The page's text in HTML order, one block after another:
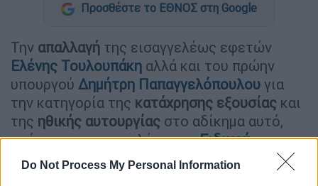
Do Not Process My Personal Information
Προσθέστε το ΕΘΝΟΣ στη Google
Την απαλλαγή της εισαγγελέως εφετών
Ελένης Τουλουπάκη αλλά και του πρώην
υπουργού Δημήτρη Παπαγγελόπουλου για
την κατηγορία της κατάχρησης εξουσίας και
της ηθικής αυτουργίας στο αδίκημα αυτό,
πρότεινε η εισαγγελέας τουΕιδικού
Δικαστηρίου
Όλγα Σμυρλή, που συνεχίζει την
αγόρευση της για τα υπόλοιπα αδικήματα.